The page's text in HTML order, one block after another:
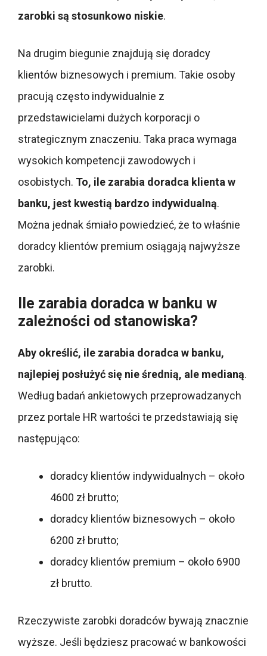
zarobki są stosunkowo niskie.
Na drugim biegunie znajdują się doradcy
klientów biznesowych i premium. Takie osoby
pracują często indywidualnie z
przedstawicielami dużych korporacji o
strategicznym znaczeniu. Taka praca wymaga
wysokich kompetencji zawodowych i
osobistych. To, ile zarabia doradca klienta w
banku, jest kwestią bardzo indywidualną.
Można jednak śmiało powiedzieć, że to właśnie
doradcy klientów premium osiągają najwyższe
zarobki.
Ile zarabia doradca w banku w
zależności od stanowiska?
Aby określić, ile zarabia doradca w banku,
najlepiej posłużyć się nie średnią, ale medianą.
Według badań ankietowych przeprowadzanych
przez portale HR wartości te przedstawiają się
następująco:
doradcy klientów indywidualnych – około
4600 zł brutto;
doradcy klientów biznesowych – około
6200 zł brutto;
doradcy klientów premium – około 6900
zł brutto.
Rzeczywiste zarobki doradców bywają znacznie
wyższe. Jeśli będziesz pracować w bankowości